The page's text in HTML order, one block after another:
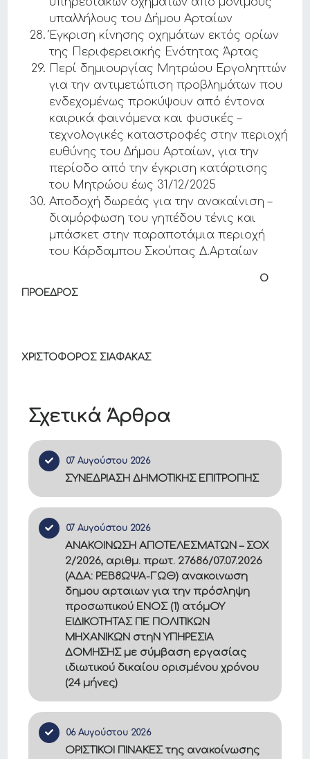
Σχετικά Άρθρα
07 Αυγούστου 2026
ΣΥΝΕΔΡΙΑΣΗ ΔΗΜΟΤΙΚΗΣ ΕΠΙΤΡΟΠΗΣ
07 Αυγούστου 2026
ΑΝΑΚΟΙΝΩΣΗ ΑΠΟΤΕΛΕΣΜΑΤΩΝ – ΣΟΧ
2/2026, αριθμ. πρωτ. 27686/07.07.2026
(ΑΔΑ: ΡΕΒ8ΩΨΑ-ΓΩΘ) ανακοινωση
δημου αρταιων για την πρόσληψη
προσωπικού ΕΝΟΣ (1) ατόμΟΥ
ΕΙΔΙΚΟΤΗΤΑΣ ΠΕ ΠΟΛΙΤΙΚΩΝ
ΜΗΧΑΝΙΚΩΝ στηΝ ΥΠΗΡΕΣΙΑ
ΔΟΜΗΣΗΣ με σύμβαση εργασίας
ιδιωτικού δικαίου ορισμένου χρόνου
(24 μήνες)
06 Αυγούστου 2026
ΟΡΙΣΤΙΚΟΙ ΠΙΝΑΚΕΣ της ανακοίνωσης
υπαλλήλους του Δήμου Αρταίων
Έγκριση κίνησης οχημάτων εκτός ορίων
της Περιφερειακής Ενότητας Άρτας
Περί δημιουργίας Μητρώου Εργοληπτών
για την αντιμετώπιση προβλημάτων που
ενδεχομένως προκύψουν από έντονα
καιρικά φαινόμενα και φυσικές –
τεχνολογικές καταστροφές στην περιοχή
ευθύνης του Δήμου Αρταίων, για την
περίοδο από την έγκριση κατάρτισης
του Μητρώου έως 31/12/2025
Αποδοχή δωρεάς για την ανακαίνιση –
διαμόρφωση του γηπέδου τένις και
μπάσκετ στην παραποτάμια περιοχή
του Κάρδαμπου Σκούπας Δ.Αρταίων
Ο
ΠΡΟΕΔΡΟΣ
ΧΡΙΣΤΟΦΟΡΟΣ ΣΙΑΦΑΚΑΣ